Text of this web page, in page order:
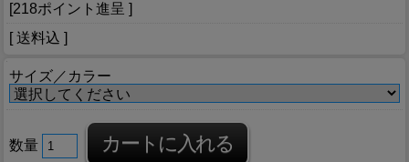
[218ポイント進呈 ]
[ 送料込 ]
サイズ／カラー
数量